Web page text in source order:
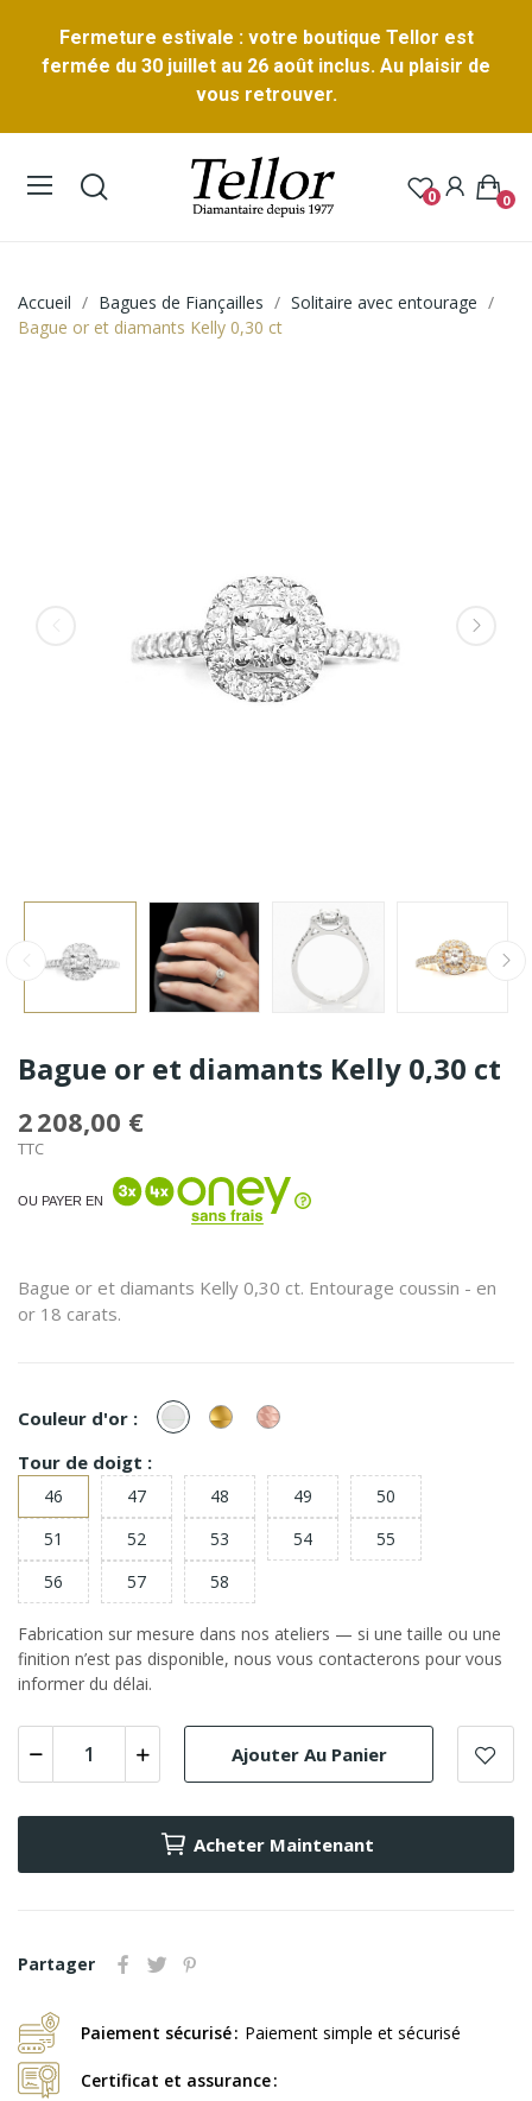
Fermeture estivale : votre boutique Tellor est
fermée du 30 juillet au 26 août inclus. Au plaisir de
vous retrouver.
0 0
Accueil Bagues de Fiançailles
Solitaire avec entourage
Bague or et diamants Kelly 0,30 ct
Bague or et diamants Kelly 0,30 ct
2 208,00 €
TTC
OU PAYER EN
Bague or et diamants Kelly 0,30 ct. Entourage coussin - en
or 18 carats.
Couleur d'or : or
Blanc
or
Jaune
or
Rose
Tour de doigt :
46 47 48 49
50
51
52 53 54
55
56
57 58
Fabrication sur mesure dans nos ateliers — si une taille ou une
finition n’est pas disponible, nous vous contacterons pour vous
informer du délai.
Ajouter Au Panier
Acheter Maintenant
Partager
Paiement sécurisé Paiement simple et sécurisé
Certificat et assurance